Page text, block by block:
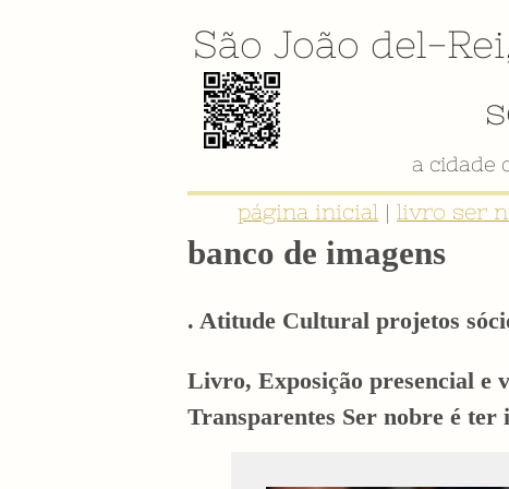
São João del-Rei
página inicial | livro ser
banco de imagens
. Atitude Cultural projetos
Livro, Exposição presencial e
Transparentes Ser nobre é